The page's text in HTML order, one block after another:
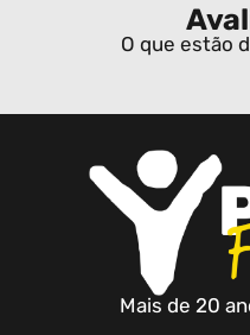
O que estão
Mais de 20